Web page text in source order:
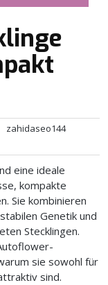
zahidaseo144
eine ideale
kompakte
Sie kombinieren
Genetik und
Stecklingen.
sie sowohl für
sind.